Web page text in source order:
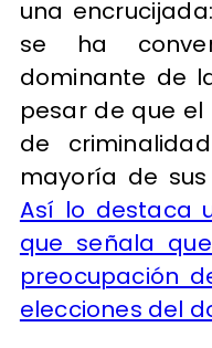
una
se ha
dominante de
pesar de que
de
mayoría de
Así lo destaca
que señala
preocupación
elecciones del